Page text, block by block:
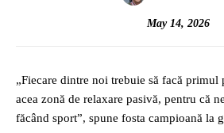
May 14, 2026
„Fiecare dintre noi trebuie să facă primul
acea zonă de relaxare pasivă, pentru că
făcând sport”, spune fosta campioană la